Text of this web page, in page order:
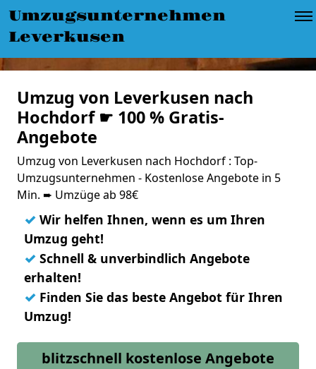
Umzugsunternehmen
Leverkusen
Umzug von Leverkusen nach
Hochdorf ☛ 100 % Gratis-
Angebote
Umzug von Leverkusen nach Hochdorf : Top-
Umzugsunternehmen - Kostenlose Angebote in 5
Min. ➨ Umzüge ab 98€
✓ Wir helfen Ihnen, wenn es um Ihren
Umzug geht!
✓ Schnell & unverbindlich Angebote
erhalten!
✓ Finden Sie das beste Angebot für Ihren
Umzug!
blitzschnell kostenlose Angebote